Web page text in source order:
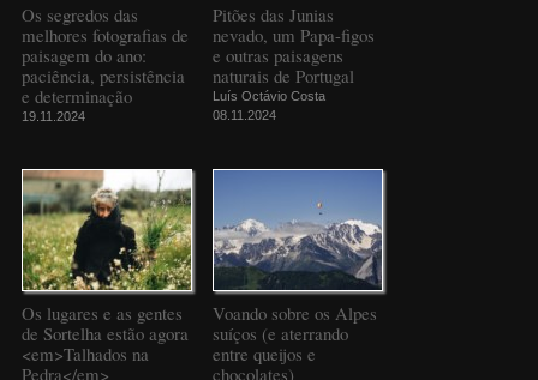
Os segredos das
melhores fotografias de
paisagem do ano:
paciência, persistência
e determinação
19.11.2024
Pitões das Junias
nevado, um Papa-figos
e outras paisagens
naturais de Portugal
Luís Octávio Costa
08.11.2024
Os lugares e as gentes
de Sortelha estão agora
<em>Talhados na
Pedra</em>
Voando sobre os Alpes
suíços (e aterrando
entre queijos e
chocolates)